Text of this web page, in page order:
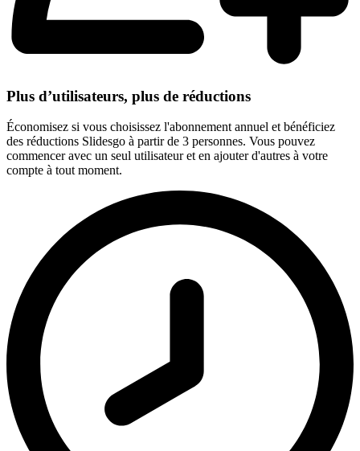
Plus d’utilisateurs, plus de réductions
Économisez si vous choisissez l'abonnement annuel et bénéficiez
des réductions Slidesgo à partir de 3 personnes. Vous pouvez
commencer avec un seul utilisateur et en ajouter d'autres à votre
compte à tout moment.